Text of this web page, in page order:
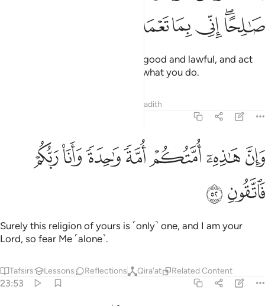
ﲗﲘﲙﲚﲛ
O messengers! Eat from what is good and lawful, and act
righteously. Indeed, I fully know what you do.
Hadith
وان هاذه امتكم امة واحدة وانا ربكم فاتقون ٥٢
وَإِنَّ هَـٰذِهِۦٓ أُمَّتُكُمْ أُمَّةًۭ وَٰحِدَةًۭ وَأَنَا۠ رَبُّكُمْ فَٱتَّقُونِ ٥٢
ﲞﲟﲠﲡﲢﲣﲤ
ﲥﲦ
Surely this religion of yours is ˹only˺ one, and I am your
Lord, so fear Me ˹alone˺.
Tafsirs Lessons Reflections Qira'at Related Content
23:53